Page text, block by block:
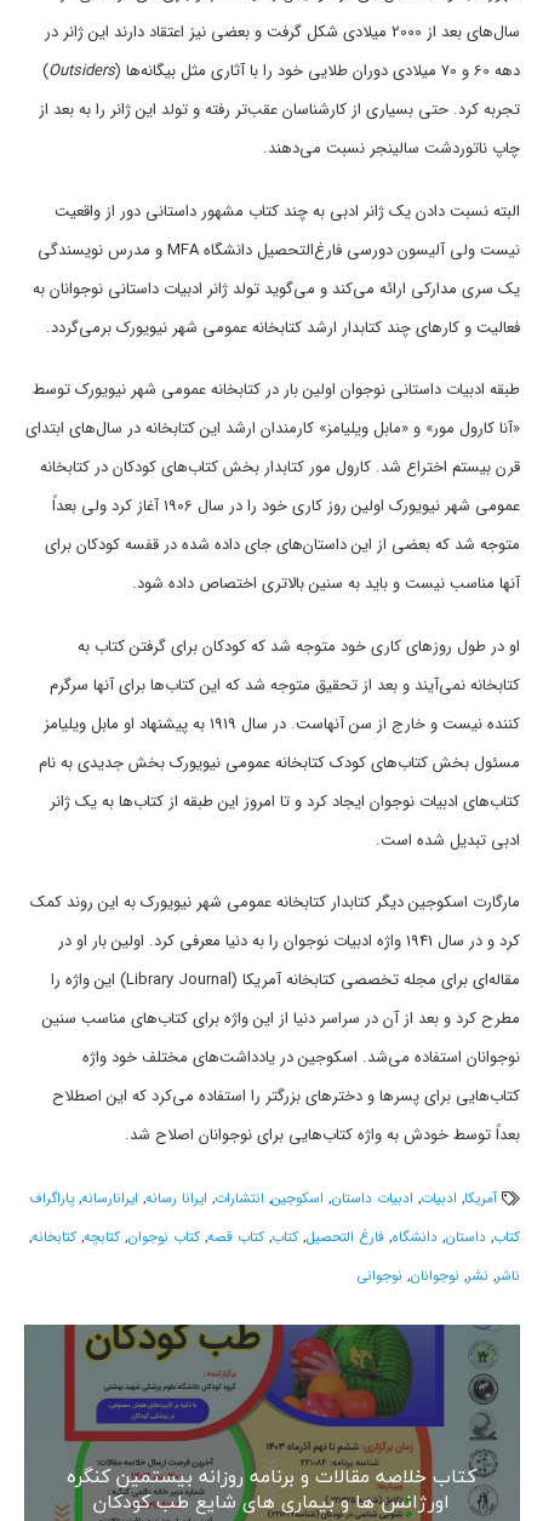
سال‌های بعد از 2000 میلادی شکل گرفت و بعضی نیز اعتقاد دارند این ژانر در
دهه 60 و 70 میلادی دوران طلایی خود را با آثاری مثل بیگانه‌ها (
Outsiders
)
تجربه کرد. حتی بسیاری از کارشناسان عقب‌تر رفته و تولد این ژانر را به بعد از
چاپ ناتوردشت سالینجر نسبت می‌دهند.
البته نسبت دادن یک ژانر ادبی به چند کتاب مشهور داستانی دور از واقعیت
نیست ولی آلیسون دورسی فارغ‌التحصیل دانشگاه MFA و مدرس نویسندگی
یک سری مدارکی ارائه می‌کند و می‌گوید تولد ژانر ادبیات داستانی نوجوانان به
فعالیت و کارهای چند کتابدار ارشد کتابخانه عمومی شهر نیویورک برمی‌گردد.
طبقه ادبیات داستانی نوجوان اولین بار در کتابخانه عمومی شهر نیویورک توسط
«آنا کارول مور» و «مابل ویلیامز» کارمندان ارشد این کتابخانه در سال‌های ابتدای
قرن بیستم اختراع شد. کارول مور کتابدار بخش کتاب‌های کودکان در کتابخانه
عمومی شهر نیویورک اولین روز کاری خود را در سال 1906 آغاز کرد ولی بعداً
متوجه شد که بعضی از این داستان‌های جای داده شده در قفسه کودکان برای
آنها مناسب نیست و باید به سنین بالاتری اختصاص داده شود.
او در طول روزهای کاری خود متوجه شد که کودکان برای گرفتن کتاب به
کتابخانه نمی‌آیند و بعد از تحقیق متوجه شد که این کتاب‌ها برای آنها سرگرم
کننده نیست و خارج از سن آنهاست. در سال 1919 به پیشنهاد او مابل ویلیامز
مسئول بخش کتاب‌های کودک کتابخانه عمومی نیویورک بخش جدیدی به نام
کتاب‌های ادبیات نوجوان ایجاد کرد و تا امروز این طبقه از کتاب‌ها به یک ژانر
ادبی تبدیل شده است.
مارگارت اسکوجین دیگر کتابدار کتابخانه عمومی شهر نیویورک به این روند کمک
کرد و در سال 1941 واژه ادبیات نوجوان را به دنیا معرفی کرد. اولین بار او در
مقاله‌ای برای مجله تخصصی کتابخانه‌ آمریکا (Library Journal) این واژه را
مطرح کرد و بعد از آن در سراسر دنیا از این واژه برای کتاب‌های مناسب سنین
نوجوانان استفاده می‌شد. اسکوجین در یادداشت‌های مختلف خود واژه
کتاب‌هایی برای پسرها و دخترهای بزرگتر را استفاده می‌کرد که این اصطلاح
بعداً توسط خودش به واژه کتاب‌هایی برای نوجوانان اصلاح شد.
آمریکا, ادبیات, ادبیات داستان, اسکوجین, انتشارات, ایرانا رسانه, ایرانارسانه, پاراگراف
کتاب,داستان,دانشگاه,فارغ التحصیل,کتاب,کتاب قصه,کتاب نوجوان,کتابچه,کتابخانه,
ناشر, نشر, نوجوانان, نوجوانی
کتاب خلاصه مقالات و برنامه روزانه بیستمین کنگره
اورژانس ها و بیماری های شایع طب کودکان